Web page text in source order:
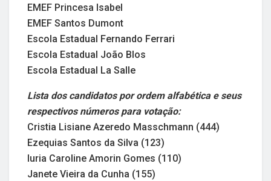
EMEF Princesa Isabel
EMEF Santos Dumont
Escola Estadual Fernando Ferrari
Escola Estadual João Blos
Escola Estadual La Salle
Lista dos candidatos por ordem alfabética e seus
respectivos números para votação:
Cristia Lisiane Azeredo Masschmann (444)
Ezequias Santos da Silva (123)
Iuria Caroline Amorin Gomes (110)
Janete Vieira da Cunha (155)